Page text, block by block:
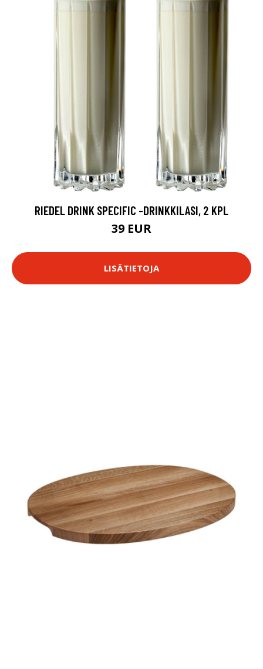
RIEDEL DRINK SPECIFIC -DRINKKILASI, 2 KPL
39 EUR
LISÄTIETOJA